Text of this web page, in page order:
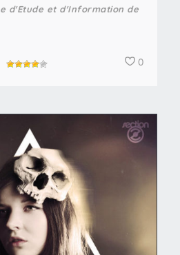
d'Etude et d'Information de
0